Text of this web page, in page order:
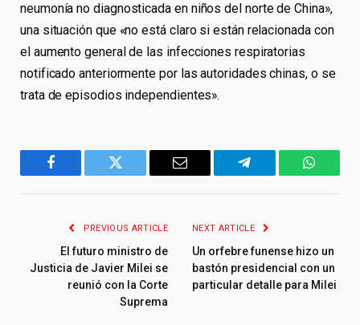
neumonía no diagnosticada en niños del norte de China»,
una situación que «no está claro si están relacionada con
el aumento general de las infecciones respiratorias
notificado anteriormente por las autoridades chinas, o se
trata de episodios independientes».
Facebook Twitter Email Telegram
PREVIOUS ARTICLE
El futuro ministro de
Justicia de Javier Milei se
reunió con la Corte
Suprema
NEXT ARTICLE
Un orfebre funense hizo un
bastón presidencial con un
particular detalle para Milei